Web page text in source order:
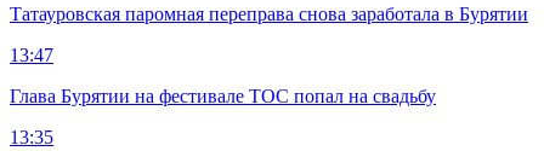
Татауровская паромная переправа снова заработала в Бурятии
13:47
Глава Бурятии на фестивале ТОС попал на свадьбу
13:35